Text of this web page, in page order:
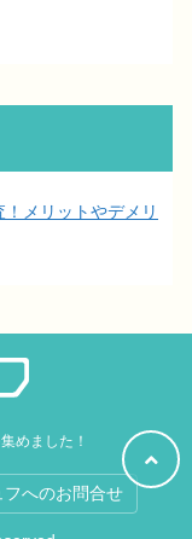
メリットやデメリ
めました！
フへのお問合せ